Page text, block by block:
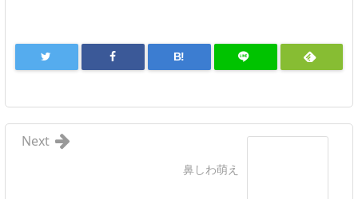
B!
鼻しわ萌え
Next